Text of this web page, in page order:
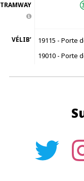
TRAMWAY
VÉLIB’
19115 - Porte
19010 - Porte